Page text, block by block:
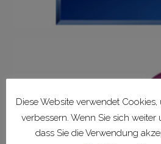
Diese Website verwendet
verbessern. Wenn Sie sich weiter
dass Sie die Verwendung